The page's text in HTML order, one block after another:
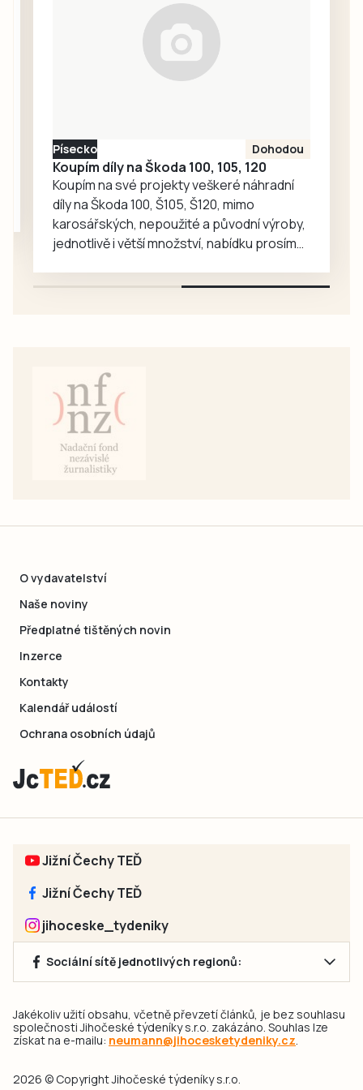
Písecko Dohodou
Koupím díly na Škoda 100, 105, 120
Koupím na své projekty veškeré náhradní
díly na Škoda 100, Š105, Š120, mimo
karosářských, nepoužité a původní výroby,
jednotlivě i větší množství, nabídku prosím
O vydavatelství
Naše noviny
Předplatné tištěných novin
Inzerce
Kontakty
Kalendář událostí
Ochrana osobních údajů
Jižní Čechy TEĎ
Jižní Čechy TEĎ
jihoceske_tydeniky
Sociální sítě jednotlivých regionů:
Jakékoliv užití obsahu, včetně převzetí článků, je bez souhlasu
společnosti Jihočeské týdeníky s.r.o. zakázáno. Souhlas lze
získat na e-mailu: neumann@jihocesketydeniky.cz
2026 © Copyright Jihočeské týdeníky s.r.o.